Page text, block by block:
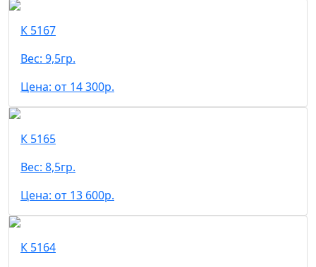
К 5167
Вес: 9,5гр.
Цена: от 14 300р.
К 5165
Вес: 8,5гр.
Цена: от 13 600р.
К 5164